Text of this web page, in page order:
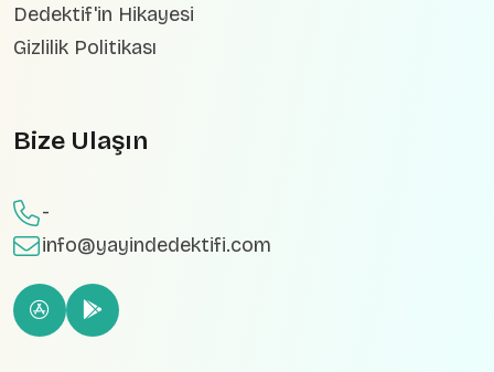
Dedektif'in Hikayesi
Gizlilik Politikası
Bize Ulaşın
-
info@yayindedektifi.com